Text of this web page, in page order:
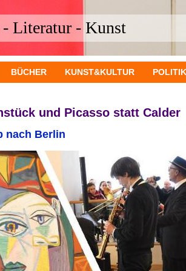
Literatur - Kunst
BÜCHER KUNST&KULTUR POLITIK
und Picasso statt Calder
nach Berlin